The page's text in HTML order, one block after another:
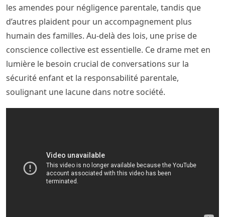
les amendes pour négligence parentale, tandis que
d’autres plaident pour un accompagnement plus
humain des familles. Au-delà des lois, une prise de
conscience collective est essentielle. Ce drame met en
lumière le besoin crucial de conversations sur la
sécurité enfant et la responsabilité parentale,
soulignant une lacune dans notre société.